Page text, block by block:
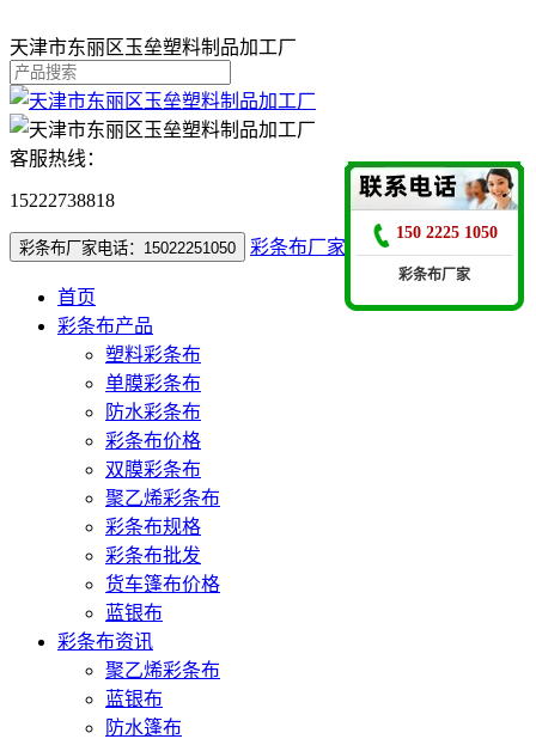
天津市东丽区玉垒塑料制品加工厂
客服热线：
15222738818
彩条布厂家电话：15022251050 彩条布厂家电话：15022251050
首页
彩条布产品
塑料彩条布
单膜彩条布
防水彩条布
彩条布价格
双膜彩条布
聚乙烯彩条布
彩条布规格
彩条布批发
货车篷布价格
蓝银布
彩条布资讯
聚乙烯彩条布
蓝银布
防水篷布
150 2225 1050
彩条布厂家